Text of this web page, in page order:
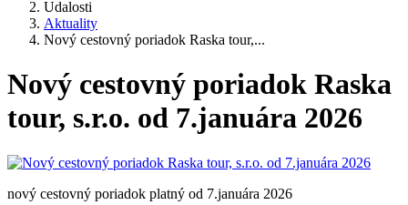
Udalosti
Aktuality
Nový cestovný poriadok Raska tour,...
Nový cestovný poriadok Raska
tour, s.r.o. od 7.januára 2026
nový cestovný poriadok platný od 7.januára 2026